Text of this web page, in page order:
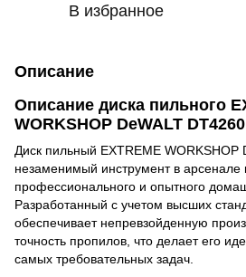
В избранное
Описание
Описание диска пильного
WORKSHOP DeWALT DT4260
Диск пильный EXTREME WORKSHOP
незаменимый инструмент в арсенале
профессионального и опытного
Разработанный с учетом высших
обеспечивает непревзойденную
точность пропилов, что делает его
самых требовательных задач.